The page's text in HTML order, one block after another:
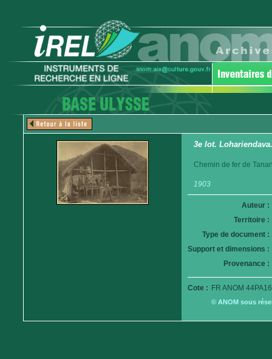
3e lot.
Chemin de fer de
1903
Auteur :
Territoire :
Type de document :
Support et dimensions :
Provenance :
Cote : FR ANOM
© ANOM sous